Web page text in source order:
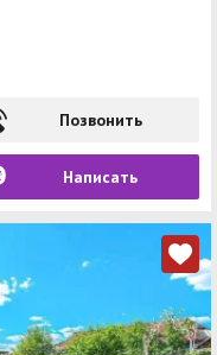
Позвонить
Написать